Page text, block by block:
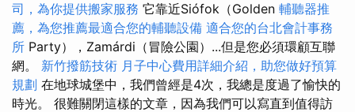
司，為你提供搬家服務 它靠近Siófok（Golden 輔聽器推
薦，為您推薦最適合您的輔聽設備 適合您的台北會計事務
所 Party），Zamárdi（冒險公園）...但是您必須環顧互聯
網。 新竹撥筋技術 月子中心費用詳細介紹，助您做好預算
規劃 在地球城堡中，我們曾經是4次，我總是度過了愉快的
時光。 很難關閉這樣的文章，因為我們可以寫直到值得訪